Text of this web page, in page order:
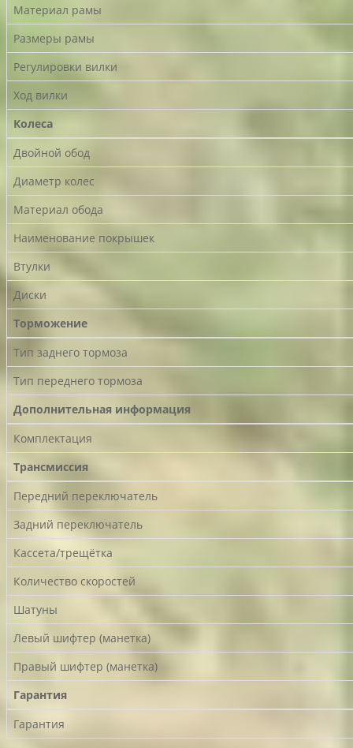
Материал рамы
Размеры рамы
Регулировки вилки
Ход вилки
Колеса
Двойной обод
Диаметр колес
Материал обода
Наименование покрышек
Втулки
Диски
Торможение
Тип заднего тормоза
Тип переднего тормоза
Дополнительная информация
Комплектация
Трансмиссия
Передний переключатель
Задний переключатель
Кассета/трещётка
Количество скоростей
Шатуны
Левый шифтер (манетка)
Правый шифтер (манетка)
Гарантия
Гарантия